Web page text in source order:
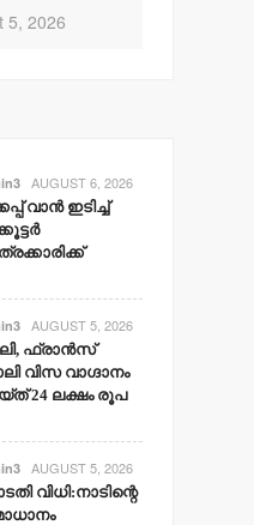
5, 2026
AUGUST 6, 2026
വാന്‍ ഇടിച്ച്
AUGUST 5, 2026
ഫ്രാന്‍സ്
വിസ വാഗ്ദാനം
24 ലക്ഷം രൂപ
AUGUST 5, 2026
വിധി:നാടിന്റെ